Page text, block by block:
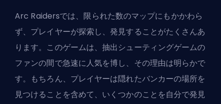
Arc Raidersでは、 限られた数のマップにもかかわら
ず、プレイヤーが探索し、発見することがたくさんあ
ります。このゲームは、抽出シューティングゲームの
ファンの間で急速に人気を博し、その理由は明らかで
す。もちろん、プレイヤーは隠れたバンカーの場所を
見つけることを含めて、いくつかのことを自分で発見